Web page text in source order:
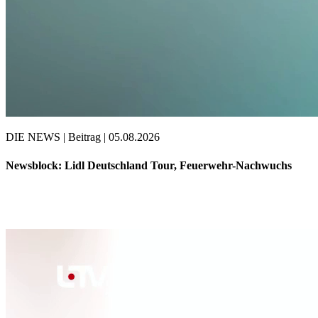
DIE NEWS | Beitrag | 05.08.2026
Newsblock: Lidl Deutschland Tour, Feuerwehr-Nachwuchs